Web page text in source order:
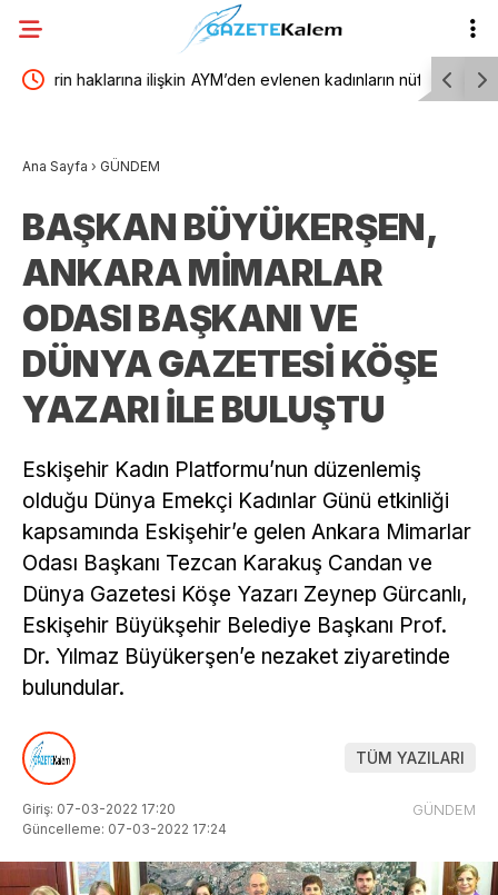
ilişkin AYM’den evlenen kadınların nüfus kaydına ilişkin TBMM
Ana Sayfa › GÜNDEM
BAŞKAN BÜYÜKERŞEN,
ANKARA MİMARLAR
ODASI BAŞKANI VE
DÜNYA GAZETESİ KÖŞE
YAZARI İLE BULUŞTU
Eskişehir Kadın Platformu’nun düzenlemiş
olduğu Dünya Emekçi Kadınlar Günü etkinliği
kapsamında Eskişehir’e gelen Ankara Mimarlar
Odası Başkanı Tezcan Karakuş Candan ve
Dünya Gazetesi Köşe Yazarı Zeynep Gürcanlı,
Eskişehir Büyükşehir Belediye Başkanı Prof.
Dr. Yılmaz Büyükerşen’e nezaket ziyaretinde
bulundular.
TÜM YAZILARI
Giriş: 07-03-2022 17:20
Güncelleme: 07-03-2022 17:24
GÜNDEM